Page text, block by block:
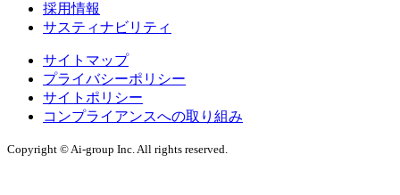
採用情報
サスティナビリティ
サイトマップ
プライバシーポリシー
サイトポリシー
コンプライアンスへの取り組み
Copyright © Ai-group Inc. All rights reserved.